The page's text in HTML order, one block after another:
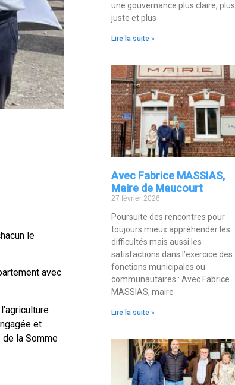
le
avec
et
la Somme
une gouvernance plus claire, plus
juste et plus
Lire la suite »
Avec Fabrice MASSIAS,
Maire de Maucourt
27 février 2026
Poursuite des rencontres pour
toujours mieux appréhender les
difficultés mais aussi les
satisfactions dans l’exercice des
fonctions municipales ou
communautaires : Avec Fabrice
MASSIAS, maire
Lire la suite »